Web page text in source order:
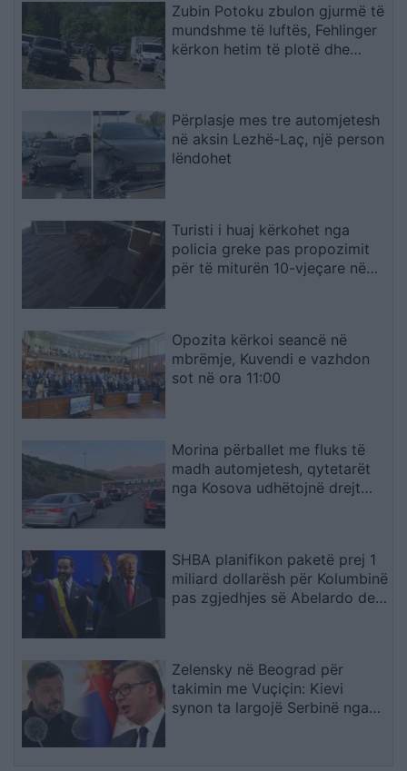
Zubin Potoku zbulon gjurmë të
mundshme të luftës, Fehlinger
kërkon hetim të plotë dhe
Përplasje mes tre automjetesh
në aksin Lezhë-Laç, një person
lëndohet
Turisti i huaj kërkohet nga
policia greke pas propozimit
për të miturën 10-vjeçare në
Opozita kërkoi seancë në
mbrëmje, Kuvendi e vazhdon
sot në ora 11:00
Morina përballet me fluks të
madh automjetesh, qytetarët
nga Kosova udhëtojnë drejt
SHBA planifikon paketë prej 1
miliard dollarësh për Kolumbinë
pas zgjedhjes së Abelardo de
Zelensky në Beograd për
takimin me Vuçiçin: Kievi
synon ta largojë Serbinë nga